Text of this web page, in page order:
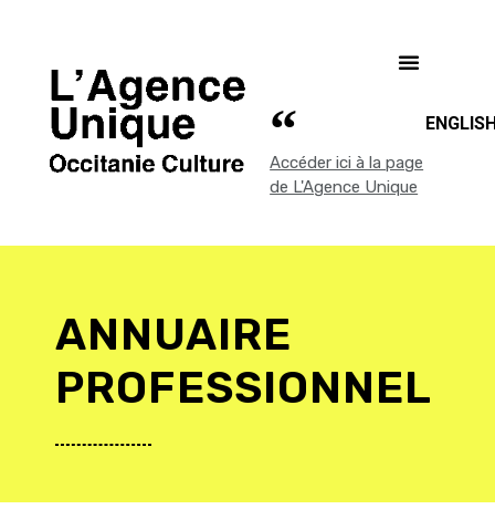
Accéder ici à la page
de L'Agence Unique
ANNUAIRE
PROFESSIONNEL